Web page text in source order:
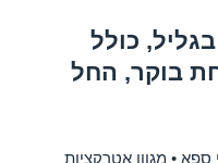
כולל
בוקר, החל
ספא • מגוון אטרקציות